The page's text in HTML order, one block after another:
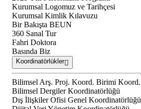
Kurumsal Logomuz ve Tarihçesi
Kurumsal Kimlik Kılavuzu
Bir Bakışta BEUN
360 Sanal Tur
Fahri Doktora
Basında Biz
Koordinatörlükler
Bilimsel Arş. Proj. Koord. Birimi Koord.
Bilimsel Dergiler Koordinatörlüğü
Dış İlişkiler Ofisi Genel Koordinatörlüğü